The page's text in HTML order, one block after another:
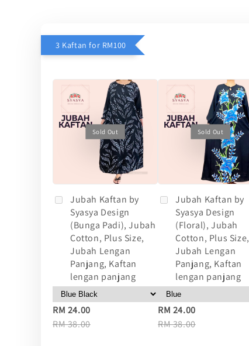
3 Kaftan for RM100
Sold Out
Jubah Kaftan by
Syasya Design
(Bunga Padi), Jubah
Cotton, Plus Size,
Jubah Lengan
Panjang, Kaftan
lengan panjang
RM 24.00
RM 38.00
Sold Out
Jubah Kaftan by
Syasya Design
(Floral), Jubah
Cotton, Plus Size,
Jubah Lengan
Panjang, Kaftan
lengan panjang
RM 24.00
RM 38.00